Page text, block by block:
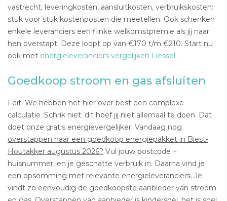
vastrecht, leveringkosten, aansluitkosten, verbruikskosten:
stuk voor stuk kostenposten die meetellen. Ook schenken
enkele leveranciers een flinke welkomstpremie als jij naar
hen overstapt. Deze loopt op van €170 t/m €210. Start nu
ook met energieleveranciers vergelijken Liessel.
Goedkoop stroom en gas afsluiten
Feit: We hebben het hier over best een complexe
calculatie. Schrik niet: dit hoef jij niet allemaal te doen. Dat
doet onze gratis energievergelijker. Vandaag nog
overstappen naar een goedkoop energiepakket in Biest-
Houtakker augustus 2026? Vul jouw postcode +
huisnummer, en je geschatte verbruik in. Daarna vind je
een opsomming met relevante energieleveranciers. Je
vindt zo eenvoudig de goedkoopste aanbieder van stroom